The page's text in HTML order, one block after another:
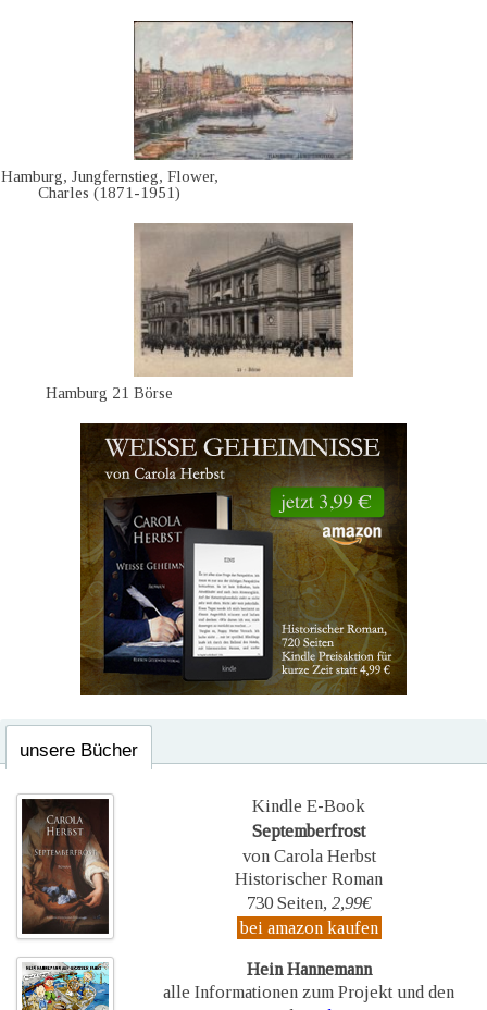
Hamburg, Jungfernstieg, Flower,
Charles (1871-1951)
Hamburg 21 Börse
unsere Bücher
Kindle E-Book
Septemberfrost
von Carola Herbst
Historischer Roman
730 Seiten, 2,99€
bei amazon kaufen
Hein Hannemann
alle Informationen zum Projekt und den